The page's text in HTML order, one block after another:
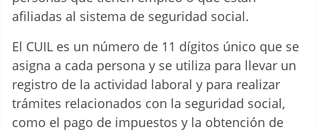
afiliadas al sistema de seguridad social.
El CUIL es un número de 11 dígitos único que se
asigna a cada persona y se utiliza para llevar un
registro de la actividad laboral y para realizar
trámites relacionados con la seguridad social,
como el pago de impuestos y la obtención de